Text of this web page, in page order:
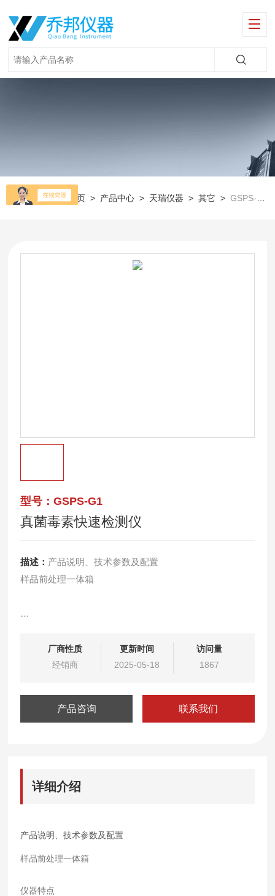
当前位置： 首页 > 产品中心 > 天瑞仪器 >其它 >GSPS-G1真菌毒素快速检测仪
型号：GSPS-G1
真菌毒素快速检测仪
描述： 产品说明、技术参数及配置
样品前处理一体箱
用于胶体金免疫层析结果的客观判读
小巧，便于携带
预留二维码扫描接口，轻松扫读曲线数据
内置智能化数据处理模块，大限度消除干扰
厂商性质
经销商
更新时间
2025-05-18
访问量
1867
产品咨询 联系我们
详细介绍
产品说明、技术参数及配置
样品前处理一体箱
仪器特点